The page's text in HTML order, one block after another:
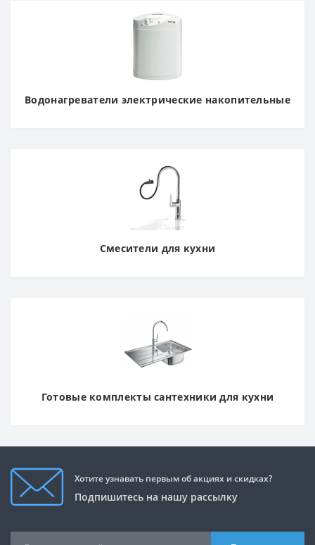
Водонагреватели электрические накопительные
Смесители для кухни
Готовые комплекты сантехники для кухни
Хотите узнавать первым об акциях и скидках?
Подпишитесь на нашу рассылку